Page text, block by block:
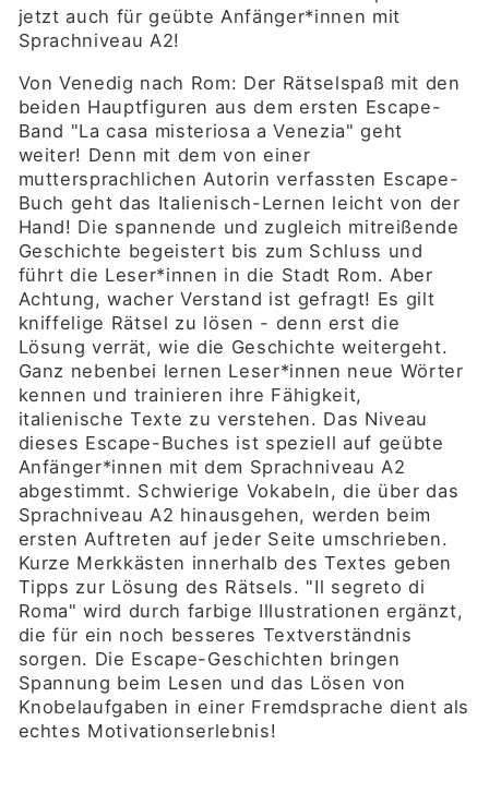
jetzt auch für geübte Anfänger*innen mit
Sprachniveau A2!
Von Venedig nach Rom: Der Rätselspaß mit den
beiden Hauptfiguren aus dem ersten Escape-
Band "La casa misteriosa a Venezia" geht
weiter! Denn mit dem von einer
muttersprachlichen Autorin verfassten Escape-
Buch geht das Italienisch-Lernen leicht von der
Hand! Die spannende und zugleich mitreißende
Geschichte begeistert bis zum Schluss und
führt die Leser*innen in die Stadt Rom. Aber
Achtung, wacher Verstand ist gefragt! Es gilt
kniffelige Rätsel zu lösen - denn erst die
Lösung verrät, wie die Geschichte weitergeht.
Ganz nebenbei lernen Leser*innen neue Wörter
kennen und trainieren ihre Fähigkeit,
italienische Texte zu verstehen. Das Niveau
dieses Escape-Buches ist speziell auf geübte
Anfänger*innen mit dem Sprachniveau A2
abgestimmt. Schwierige Vokabeln, die über das
Sprachniveau A2 hinausgehen, werden beim
ersten Auftreten auf jeder Seite umschrieben.
Kurze Merkkästen innerhalb des Textes geben
Tipps zur Lösung des Rätsels. "Il segreto di
Roma" wird durch farbige Illustrationen ergänzt,
die für ein noch besseres Textverständnis
sorgen. Die Escape-Geschichten bringen
Spannung beim Lesen und das Lösen von
Knobelaufgaben in einer Fremdsprache dient als
echtes Motivationserlebnis!